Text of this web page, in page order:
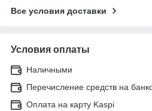
Все условия доставки
Условия оплаты
Наличными
Перечисление средств на
Оплата на карту Kaspi